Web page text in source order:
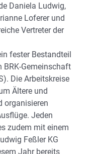
Daniela Ludwig,
Loferer und
Vertreter der
fester Bestandteil
BRK-Gemeinschaft
Die Arbeitskreise
Ältere und
organisieren
Jeden
zudem mit einem
Feßler KG
Jahr bereits